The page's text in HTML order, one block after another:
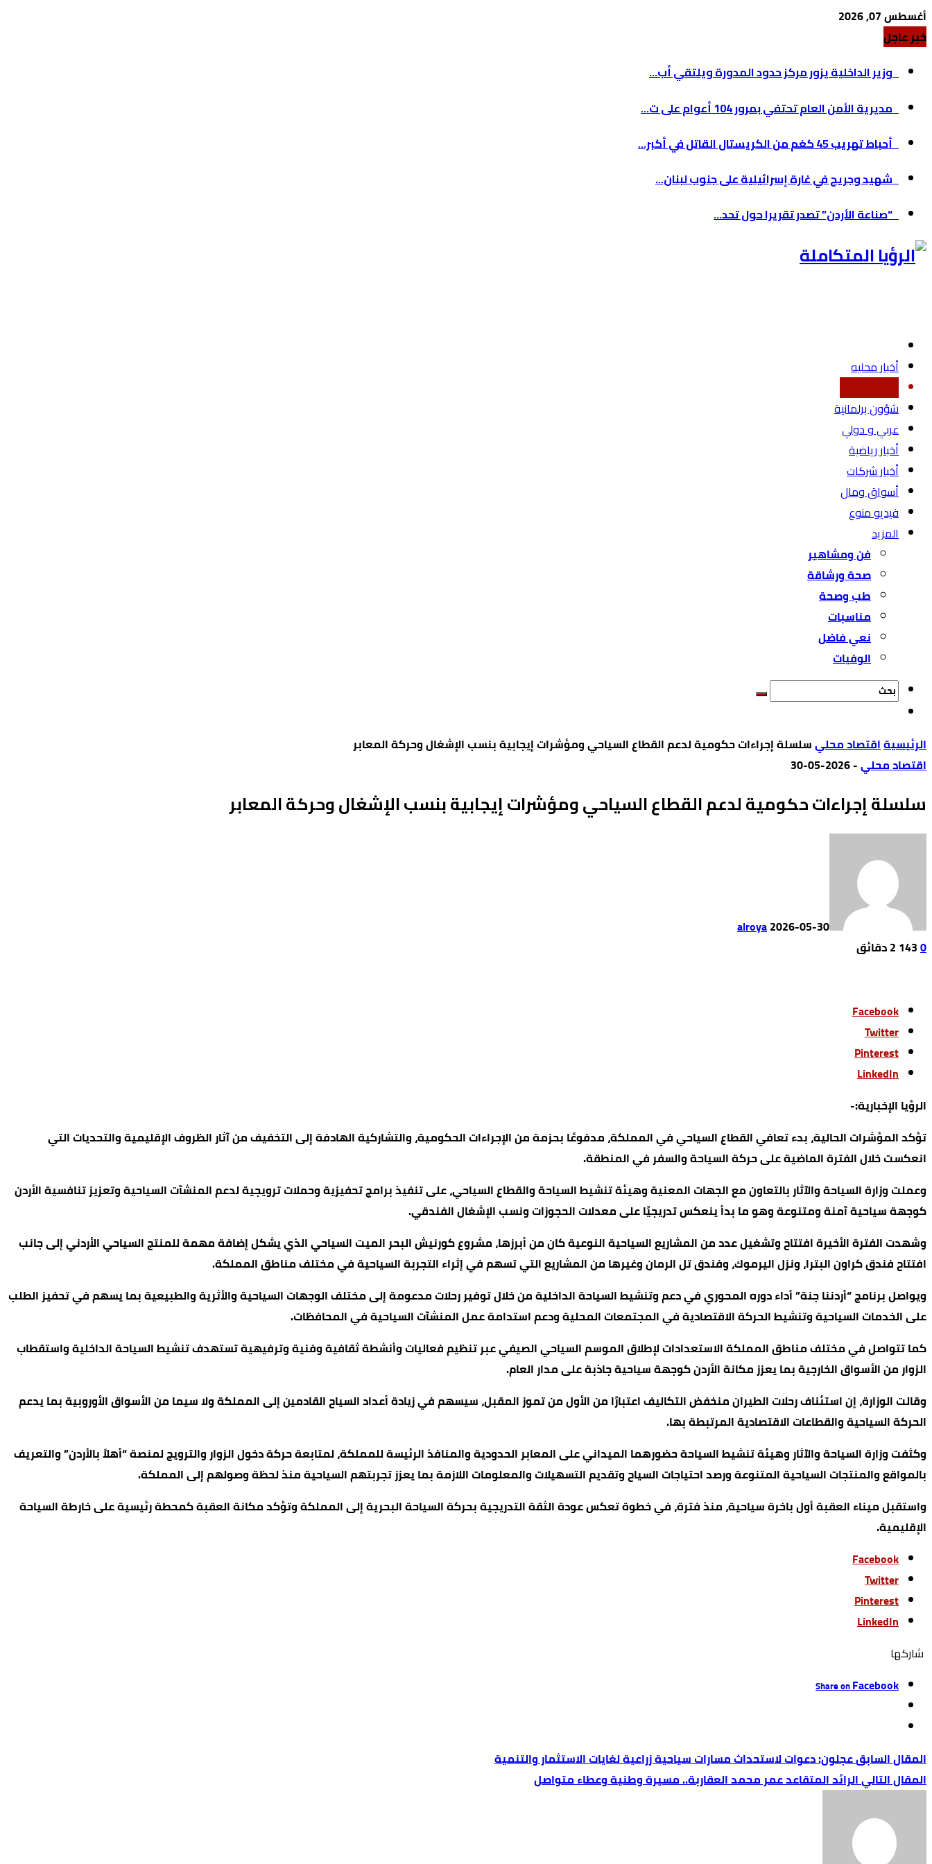
أغسطس 07, 2026
خبر عاجل
وزير الداخلية يزور مركز حدود المدورة ويلتقي أب...
مديرية الأمن العام تحتفي بمرور 104 أعوام على ت...
أحباط تهريب 45 كغم من الكريستال القاتل في أكبر...
شهيد وجريح في غارة إسرائيلية على جنوب لبنان...
“صناعة الأردن” تصدر تقريرا حول تحد...
أخبار محليه
شؤون برلمانية
عربي و دولي
أخبار رياضية
أخبار شركات
أسواق ومال
فيديو منوع
المزيد
فن ومشاهير
صحة ورشاقة
طب وصحة
مناسبات
نعي فاضل
الوفيات
‫الرئيسية‬اقتصاد محليسلسلة إجراءات حكومية لدعم القطاع السياحي ومؤشرات إيجابية بنسب الإشغال وحركة المعابر
اقتصاد محلي-
2026-05-30
سلسلة إجراءات حكومية لدعم القطاع السياحي ومؤشرات إيجابية بنسب الإشغال وحركة المعابر
alroya2026-05-30
0
143 2 ‫دقائق‬
Facebook
Twitter
Pinterest
LinkedIn
الرؤيا الإخبارية:-
تؤكد المؤشرات الحالية، بدء تعافي القطاع السياحي في المملكة، مدفوعًا بحزمة من الإجراءات الحكومية، والتشاركية الهادفة إلى التخفيف من آثار الظروف الإقليمية والتحديات التي
انعكست خلال الفترة الماضية على حركة السياحة والسفر في المنطقة.
وعملت وزارة السياحة والآثار بالتعاون مع الجهات المعنية وهيئة تنشيط السياحة والقطاع السياحي، على تنفيذ برامج تحفيزية وحملات ترويجية لدعم المنشآت السياحية وتعزيز تنافسية الأردن
كوجهة سياحية آمنة ومتنوعة وهو ما بدأ ينعكس تدريجيًا على معدلات الحجوزات ونسب الإشغال الفندقي.
وشهدت الفترة الأخيرة افتتاح وتشغيل عدد من المشاريع السياحية النوعية كان من أبرزها، مشروع كورنيش البحر الميت السياحي الذي يشكل إضافة مهمة للمنتج السياحي الأردني إلى جانب
افتتاح فندق كراون البترا، ونزل اليرموك، وفندق تل الرمان وغيرها من المشاريع التي تسهم في إثراء التجربة السياحية في مختلف مناطق المملكة.
ويواصل برنامج “أردننا جنة” أداء دوره المحوري في دعم وتنشيط السياحة الداخلية من خلال توفير رحلات مدعومة إلى مختلف الوجهات السياحية والأثرية والطبيعية بما يسهم في تحفيز الطلب
على الخدمات السياحية وتنشيط الحركة الاقتصادية في المجتمعات المحلية ودعم استدامة عمل المنشآت السياحية في المحافظات.
كما تتواصل في مختلف مناطق المملكة الاستعدادات لإطلاق الموسم السياحي الصيفي عبر تنظيم فعاليات وأنشطة ثقافية وفنية وترفيهية تستهدف تنشيط السياحة الداخلية واستقطاب
الزوار من الأسواق الخارجية بما يعزز مكانة الأردن كوجهة سياحية جاذبة على مدار العام.
وقالت الوزارة، إن استئناف رحلات الطيران منخفض التكاليف اعتبارًا من الأول من تموز المقبل، سيسهم في زيادة أعداد السياح القادمين إلى المملكة ولا سيما من الأسواق الأوروبية بما يدعم
الحركة السياحية والقطاعات الاقتصادية المرتبطة بها.
وكثفت وزارة السياحة والآثار وهيئة تنشيط السياحة حضورهما الميداني على المعابر الحدودية والمنافذ الرئيسة للمملكة، لمتابعة حركة دخول الزوار والترويج لمنصة “أهلاً بالأردن” والتعريف
بالمواقع والمنتجات السياحية المتنوعة ورصد احتياجات السياح وتقديم التسهيلات والمعلومات اللازمة بما يعزز تجربتهم السياحية منذ لحظة وصولهم إلى المملكة.
واستقبل ميناء العقبة أول باخرة سياحية، منذ فترة، في خطوة تعكس عودة الثقة التدريجية بحركة السياحة البحرية إلى المملكة وتؤكد مكانة العقبة كمحطة رئيسية على خارطة السياحة
الإقليمية.
Facebook
Twitter
Pinterest
LinkedIn
‫‫ شاركها‬
Share onFacebook
عجلون: دعوات لاستحداث مسارات سياحية زراعية لغايات الاستثمار والتنمية
الرائد المتقاعد عمر محمد العقاربة.. مسيرة وطنية وعطاء متواصل